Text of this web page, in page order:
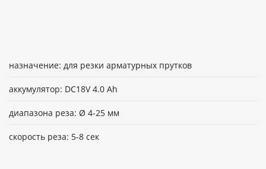
назначение: для резки арматурных прутков
аккумулятор: DC18V 4.0 Ah
диапазона реза: Ø 4-25 мм
скорость реза: 5-8 сек